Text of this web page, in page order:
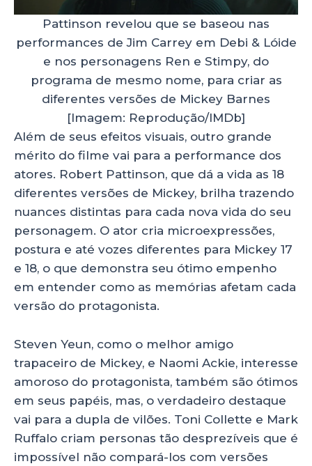
Pattinson revelou que se baseou nas
performances de Jim Carrey em Debi & Lóide
e nos personagens Ren e Stimpy, do
programa de mesmo nome, para criar as
diferentes versões de Mickey Barnes
[Imagem: Reprodução/IMDb]
Além de seus efeitos visuais, outro grande
mérito do filme vai para a performance dos
atores. Robert Pattinson, que dá a vida as 18
diferentes versões de Mickey, brilha trazendo
nuances distintas para cada nova vida do seu
personagem. O ator cria microexpressões,
postura e até vozes diferentes para Mickey 17
e 18, o que demonstra seu ótimo empenho
em entender como as memórias afetam cada
versão do protagonista.
Steven Yeun, como o melhor amigo
trapaceiro de Mickey, e Naomi Ackie, interesse
amoroso do protagonista, também são ótimos
em seus papéis, mas, o verdadeiro destaque
vai para a dupla de vilões. Toni Collette e Mark
Ruffalo criam personas tão desprezíveis que é
impossível não compará-los com versões